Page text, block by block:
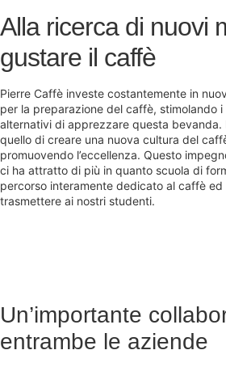
Alla ricerca di nuovi
gustare il caffè
Pierre Caffè investe costantemente in
per la preparazione del caffè, stimolando
alternativi di apprezzare questa bevanda.
quello di creare una nuova cultura del
promuovendo l’eccellenza. Questo
ci ha attratto di più in quanto scuola di
percorso interamente dedicato al caffè
trasmettere ai nostri studenti.
Un’importante
entrambe le aziende